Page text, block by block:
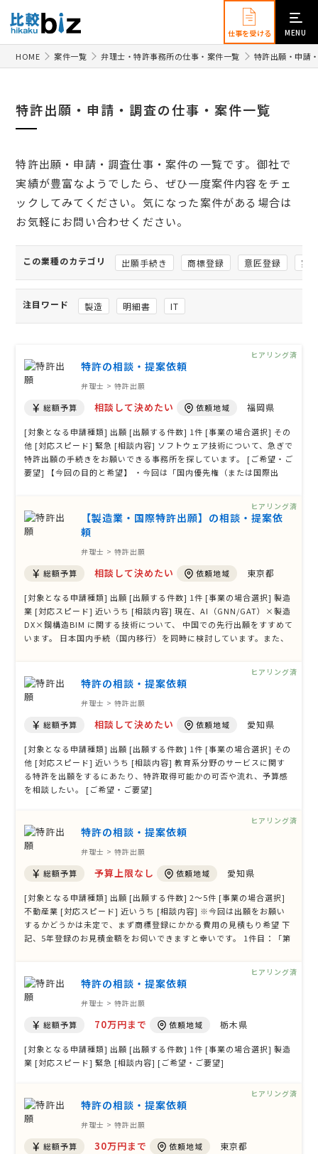
仕事を受ける MENU
HOME 案件一覧 弁理士・特許事務所の仕事・案件一覧 特許出願・申請
特許出願・申請・調査の仕事・案件一覧
特許出願・申請・調査仕事・案件の一覧です。御社で
実績が豊富なようでしたら、ぜひ一度案件内容をチェ
ックしてみてください。気になった案件がある場合は
お気軽にお問い合わせください。
この業種のカテゴリ 出願手続き 商標登録 意匠登録 実
注目ワード 製造 明細書 IT
特許の相談・提案依頼
弁理士 > 特許出願
総額予算 相談して決めたい 依頼地域 福岡県
[対象となる申請種類] 出願 [出願する件数] 1件 [事業の場合選択] その
他 [対応スピード] 緊急 [相談内容] ソフトウェア技術について、急ぎで
特許出願の手続きをお願いできる事務所を探しています。 [ご希望・ご
要望] 【今回の目的と希望】 ・今回は「国内優先権（または国際出
る綿密な書 …
ヒアリング済
【製造業・国際特許出願】の相談・提案依
頼
弁理士 > 特許出願
総額予算 相談して決めたい 依頼地域 東京都
[対象となる申請種類] 出願 [出願する件数] 1件 [事業の場合選択] 製造
業 [対応スピード] 近いうち [相談内容] 現在、AI（GNN/GAT）×製造
DX×鋼構造BIM に関する技術について、 中国での先行出願をすすめて
います。 日本国内手続（国内移行）を同時に検討しています。また、
はメール、 …
ヒアリング済
特許の相談・提案依頼
弁理士 > 特許出願
総額予算 相談して決めたい 依頼地域 愛知県
[対象となる申請種類] 出願 [出願する件数] 1件 [事業の場合選択] その
他 [対応スピード] 近いうち [相談内容] 教育系分野のサービスに関す
る特許を出願をするにあたり、特許取得可能かの可否や流れ、予算感
を相談したい。 [ご希望・ご要望]
ヒアリング済
特許の相談・提案依頼
弁理士 > 特許出願
総額予算 予算上限なし 依頼地域 愛知県
[対象となる申請種類] 出願 [出願する件数] 2〜5件 [事業の場合選択]
不動産業 [対応スピード] 近いうち [相談内容] ※今回は出願をお願い
するかどうかは未定で、まず商標登録にかかる費用の見積もり希望 下
記、5年登録のお見積金額をお伺いできますと幸いです。 1件目：「第
ヒアリング済
特許の相談・提案依頼
弁理士 > 特許出願
総額予算 70万円まで 依頼地域 栃木県
[対象となる申請種類] 出願 [出願する件数] 1件 [事業の場合選択] 製造
業 [対応スピード] 緊急 [相談内容] [ご希望・ご要望]
ヒアリング済
特許の相談・提案依頼
弁理士 > 特許出願
総額予算 30万円まで 依頼地域 東京都
ヒアリング済